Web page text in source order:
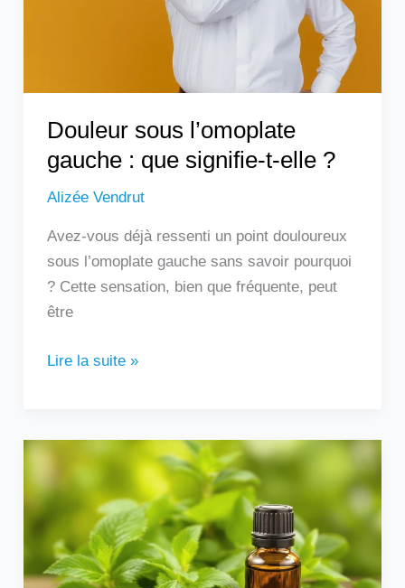
Douleur sous l’omoplate
gauche : que signifie-t-elle ?
Alizée Vendrut
Avez-vous déjà ressenti un point douloureux
sous l’omoplate gauche sans savoir pourquoi
? Cette sensation, bien que fréquente, peut
être
?
Lire la suite »
Peut-
boire
l’huile
essentielle